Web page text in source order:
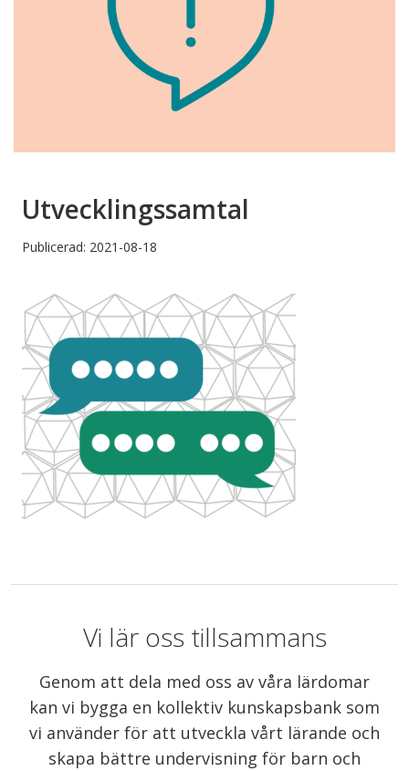
Utvecklingssamtal
Publicerad: 2021-08-18
Vi lär oss tillsammans
Genom att dela med oss av våra lärdomar
kan vi bygga en kollektiv kunskapsbank som
vi använder för att utveckla vårt lärande och
skapa bättre undervisning för barn och